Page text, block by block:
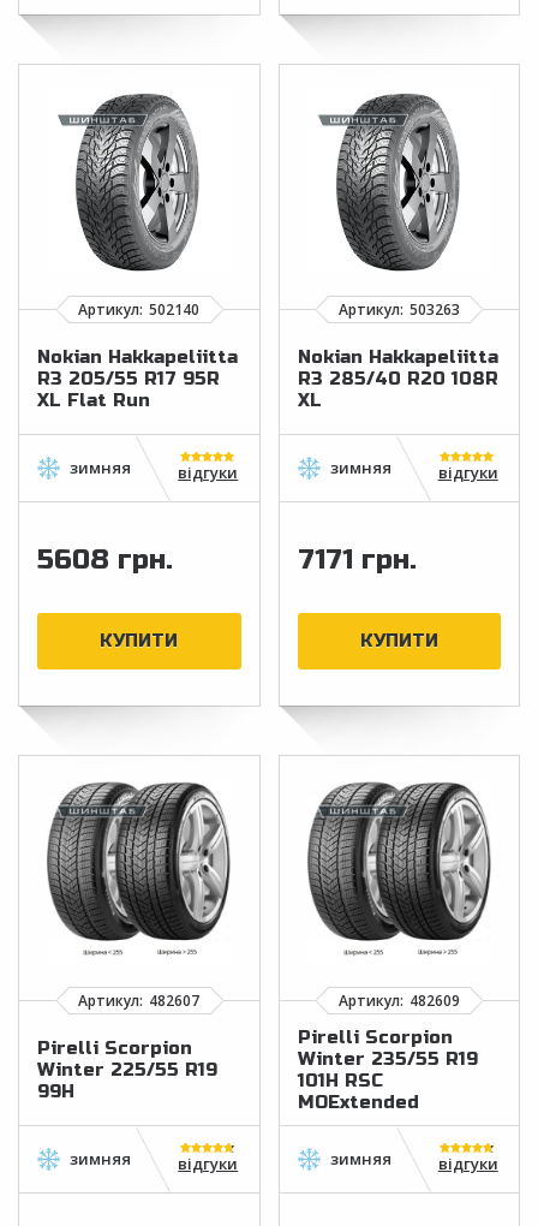
Nokian Hakkapeliitta
R3 205/55 R17 95R
XL Flat Run
відгуки
5608 грн.
Nokian Hakkapeliitta
R3 285/40 R20 108R
XL
відгуки
7171 грн.
Pirelli Scorpion
Winter 225/55 R19
99H
відгуки
Pirelli Scorpion
Winter 235/55 R19
101H RSC
MOExtended
відгуки